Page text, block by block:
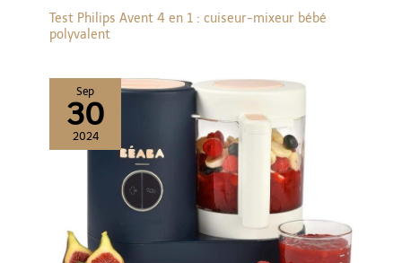
Test Philips Avent 4 en 1 : cuiseur-mixeur bébé
polyvalent
Sep
30
2024